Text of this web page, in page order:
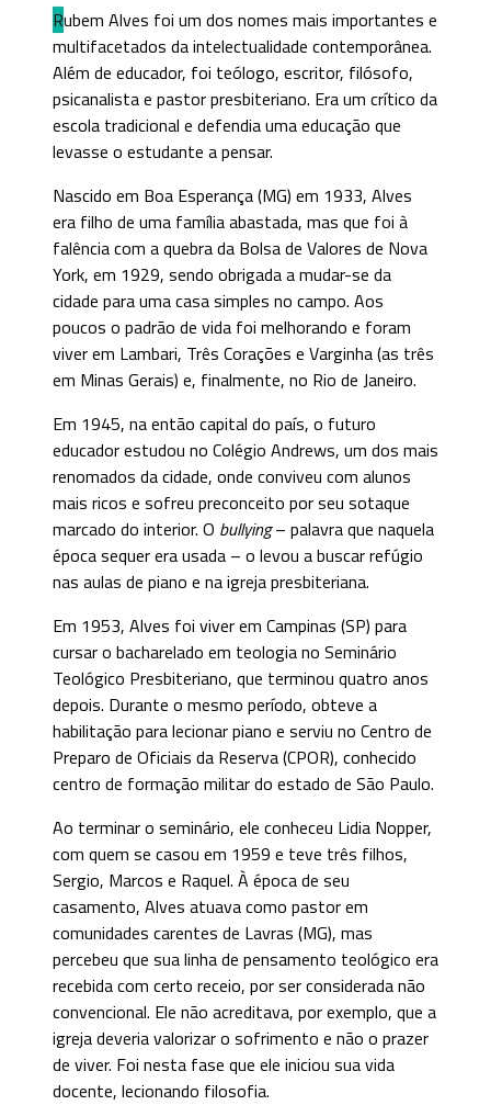
Rubem Alves foi um dos nomes mais importantes e
multifacetados da intelectualidade contemporânea.
Além de educador, foi teólogo, escritor, filósofo,
psicanalista e pastor presbiteriano. Era um crítico da
escola tradicional e defendia uma educação que
levasse o estudante a pensar.
Nascido em Boa Esperança (MG) em 1933, Alves
era filho de uma família abastada, mas que foi à
falência com a quebra da Bolsa de Valores de Nova
York, em 1929, sendo obrigada a mudar-se da
cidade para uma casa simples no campo. Aos
poucos o padrão de vida foi melhorando e foram
viver em Lambari, Três Corações e Varginha (as três
em Minas Gerais) e, finalmente, no Rio de Janeiro.
Em 1945, na então capital do país, o futuro
educador estudou no Colégio Andrews, um dos mais
renomados da cidade, onde conviveu com alunos
mais ricos e sofreu preconceito por seu sotaque
marcado do interior. O bullying– palavra que naquela
época sequer era usada – o levou a buscar refúgio
nas aulas de piano e na igreja presbiteriana.
Em 1953, Alves foi viver em Campinas (SP) para
cursar o bacharelado em teologia no Seminário
Teológico Presbiteriano, que terminou quatro anos
depois. Durante o mesmo período, obteve a
habilitação para lecionar piano e serviu no Centro de
Preparo de Oficiais da Reserva (CPOR), conhecido
centro de formação militar do estado de São Paulo.
Ao terminar o seminário, ele conheceu Lidia Nopper,
com quem se casou em 1959 e teve três filhos,
Sergio, Marcos e Raquel. À época de seu
casamento, Alves atuava como pastor em
comunidades carentes de Lavras (MG), mas
percebeu que sua linha de pensamento teológico era
recebida com certo receio, por ser considerada não
convencional. Ele não acreditava, por exemplo, que a
igreja deveria valorizar o sofrimento e não o prazer
de viver. Foi nesta fase que ele iniciou sua vida
docente, lecionando filosofia.